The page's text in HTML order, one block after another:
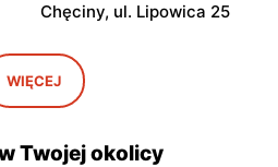
Chęciny, ul. Lipowica 25
5
moje sklepy
Bogoria, ul. Rynek 30
Grębów, ul. Wydrza 180
WIĘCEJ
Twojej okolicy